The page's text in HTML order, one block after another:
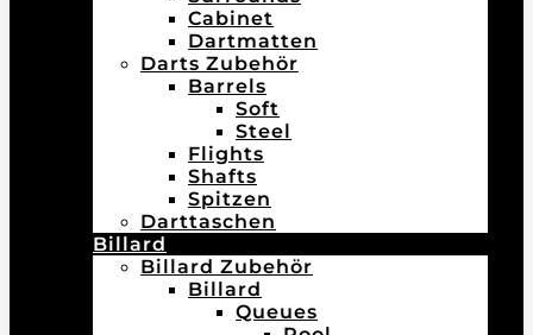
Cabinet
Dartmatten
Darts Zubehör
Barrels
Soft
Steel
Flights
Shafts
Spitzen
Darttaschen
Billard
Billard Zubehör
Billard
Queues